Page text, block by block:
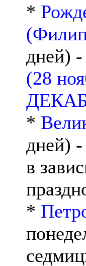
*
дней) -
(28
*
дней)
в
*